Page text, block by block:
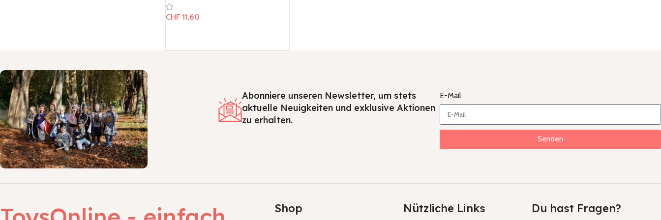
CHF 11,60
Abonniere unseren Newsletter, um stets
aktuelle Neuigkeiten und exklusive Aktionen
zu erhalten.
E-Mail
Senden
Shop Nützliche Links Du hast Fragen?